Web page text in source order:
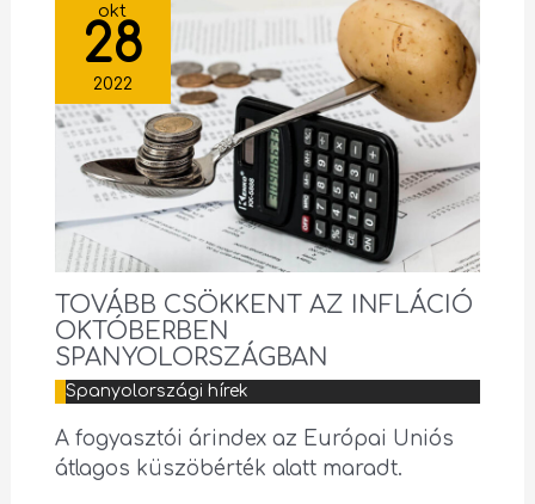
okt
28
2022
TOVÁBB CSÖKKENT AZ INFLÁCIÓ
OKTÓBERBEN
SPANYOLORSZÁGBAN
Spanyolországi hírek
A fogyasztói árindex az Európai Uniós
átlagos küszöbérték alatt maradt.